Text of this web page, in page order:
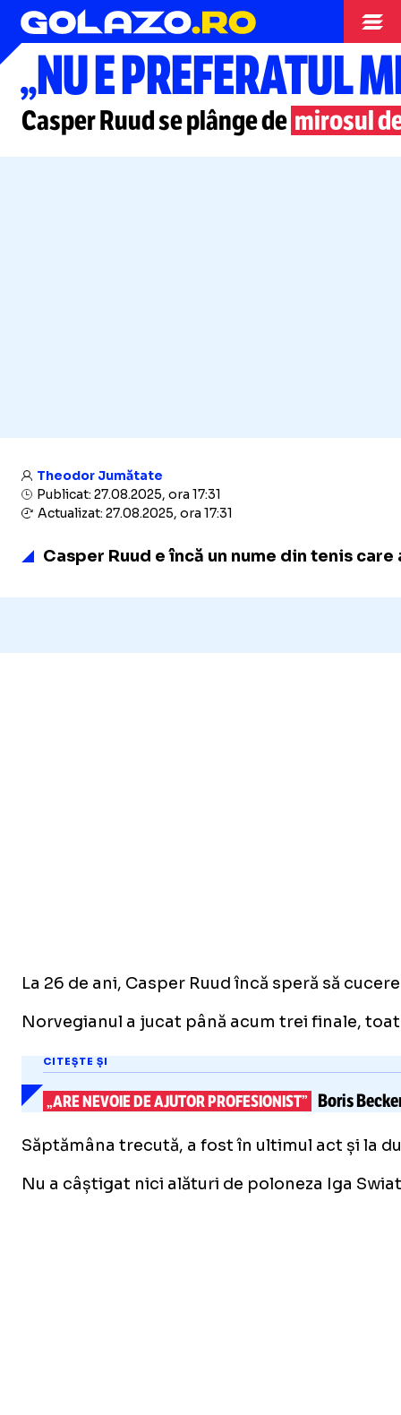
Tenis
„NU E PREFERATUL
Casper Ruud se plânge de mirosul
Theodor Jumătate
Publicat: 27.08.2025, ora 17:31
Actualizat: 27.08.2025, ora 17:31
Casper Ruud e încă un nume din tenis
La 26 de ani, Casper Ruud încă speră să
Norvegianul a jucat până acum trei finale,
CITEȘTE ȘI
„ARE NEVOIE DE AJUTOR PROFESIONIST” Boris
Săptămâna trecută, a fost în ultimul act și la
Nu a câștigat nici alături de poloneza Iga